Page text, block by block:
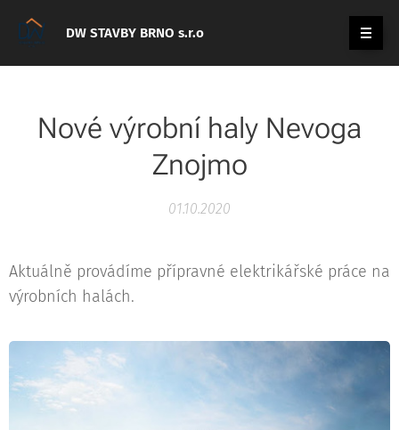
DW STAVBY BRNO s.r.o
Nové výrobní haly Nevoga
Znojmo
01.10.2020
Aktuálně provádíme přípravné elektrikářské práce na
výrobních halách.